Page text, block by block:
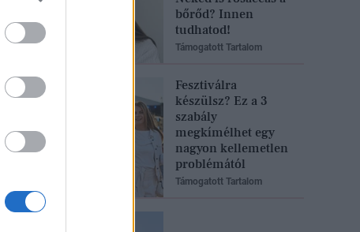
bőrőd? Innen
tudhatod!
Támogatott Tartalom
Fesztiválra
készülsz? Ez a 3
szabály
megkímélhet egy
nagyon kellemetlen
problémától
Támogatott Tartalom